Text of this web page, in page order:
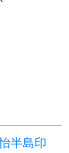
半島印